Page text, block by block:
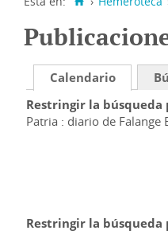
Calendario
Restringir la
Patria : diario de Falange
Restringir la